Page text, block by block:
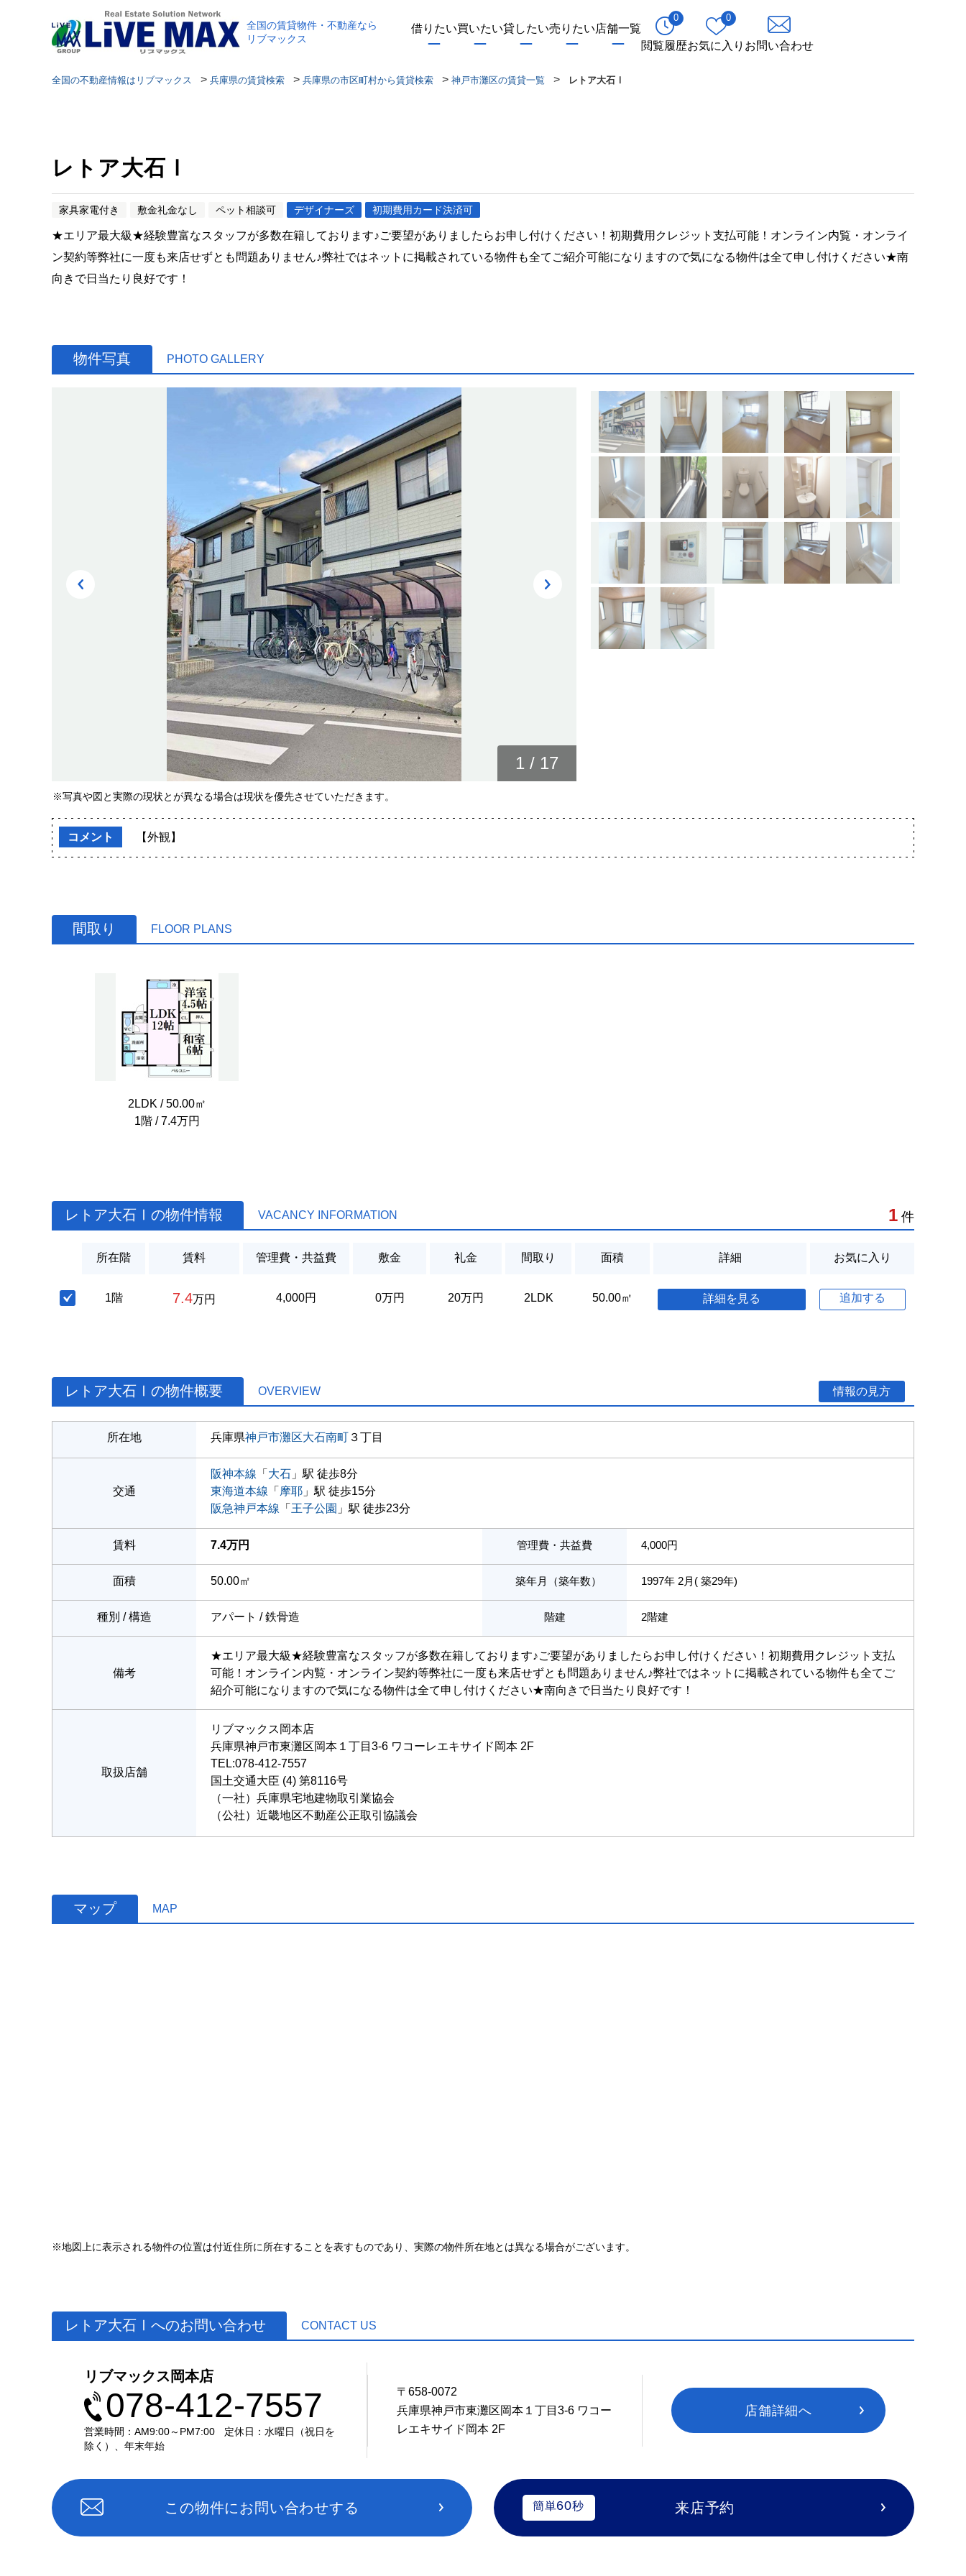
全国の賃貸物件・不動産なら
リブマックス
借りたい買いたい貸したい売りたい店舗一覧
0
閲覧履歴
0
お気に入り お問い合わせ
全国の不動産情報はリブマックス > 兵庫県の賃貸検索 > 兵庫県の市区町村から賃貸検索 > 神戸市灘区の賃貸一覧 > レトア大石Ⅰ
レトア大石Ⅰ
家具家電付き 敷金礼金なし ペット相談可 デザイナーズ 初期費用カード決済可
★エリア最大級★経験豊富なスタッフが多数在籍しております♪ご要望がありましたらお申し付けください！初期費用クレジット支払可能！オンライン内覧・オンライ
ン契約等弊社に一度も来店せずとも問題ありません♪弊社ではネットに掲載されている物件も全てご紹介可能になりますので気になる物件は全て申し付けください★南
向きで日当たり良好です！
物件写真 PHOTO GALLERY
1 / 17
※写真や図と実際の現状とが異なる場合は現状を優先させていただきます。
コメント 【外観】
間取り FLOOR PLANS
2LDK / 50.00㎡
1階 / 7.4万円
レトア大石Ⅰの物件情報 VACANCY INFORMATION 1 件
所在階 賃料 管理費・共益費 敷金 礼金 間取り 面積 詳細 お気に入り
1階 7.4万円 4,000円 0万円 20万円 2LDK 50.00㎡ 詳細を見る 追加する
レトア大石Ⅰの物件概要 OVERVIEW 情報の見方
所在地 兵庫県神戸市灘区大石南町 ３丁目
交通
阪神本線 「 大石 」駅 徒歩8分
東海道本線 「 摩耶 」駅 徒歩15分
阪急神戸本線 「 王子公園 」駅 徒歩23分
賃料 7.4万円 管理費・共益費 4,000円
面積 50.00㎡ 築年月（築年数） 1997年 2月( 築29年)
種別 / 構造 アパート / 鉄骨造 階建 2階建
備考
★エリア最大級★経験豊富なスタッフが多数在籍しております♪ご要望がありましたらお申し付けください！初期費用クレジット支払
可能！オンライン内覧・オンライン契約等弊社に一度も来店せずとも問題ありません♪弊社ではネットに掲載されている物件も全てご
紹介可能になりますので気になる物件は全て申し付けください★南向きで日当たり良好です！
取扱店舗
リブマックス岡本店
兵庫県神戸市東灘区岡本１丁目3-6 ワコーレエキサイド岡本 2F
TEL:078-412-7557
国土交通大臣 (4) 第8116号
（一社）兵庫県宅地建物取引業協会
（公社）近畿地区不動産公正取引協議会
マップ MAP
※地図上に表示される物件の位置は付近住所に所在することを表すものであり、実際の物件所在地とは異なる場合がございます。
レトア大石Ⅰへのお問い合わせ CONTACT US
リブマックス岡本店
078-412-7557
営業時間：AM9:00～PM7:00
定休日：水曜日（祝日を
除く）、年末年始
〒658-0072
兵庫県神戸市東灘区岡本１丁目3-6 ワコー
レエキサイド岡本 2F
店舗詳細へ
この物件にお問い合わせする 簡単60秒 来店予約